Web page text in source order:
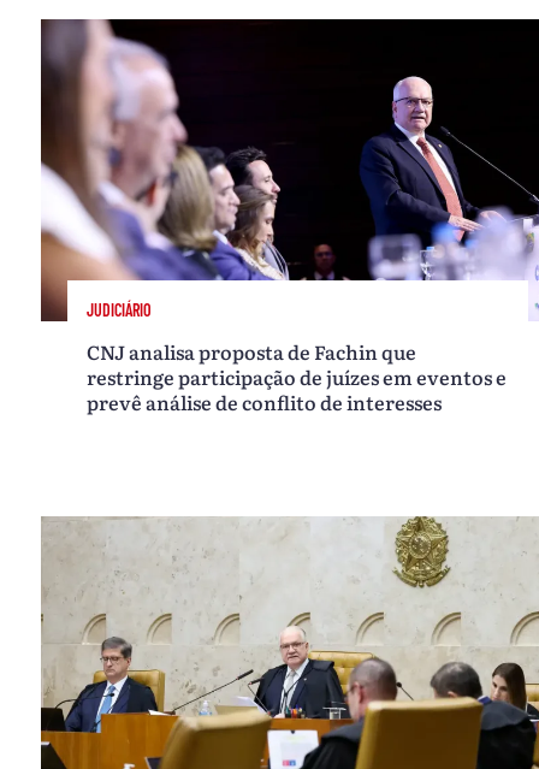
JUDICIÁRIO
CNJ analisa proposta de Fachin que
restringe participação de juízes em eventos e
prevê análise de conflito de interesses